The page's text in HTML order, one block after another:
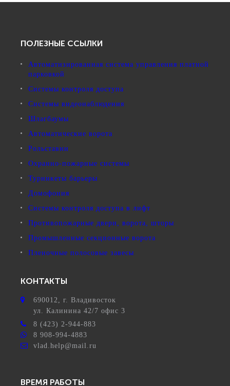
ПОЛЕЗНЫЕ ССЫЛКИ
Автоматизированная система управления платной
парковкой
Системы контроля доступа
Системы видеонаблюдения
Шлагбаумы
Автоматические ворота
Рольставни
Охранно-пожарные системы
Турникеты барьеры
Домофония
Системы контроля доступа в лифт
Противопожарные двери, ворота, шторы
Промышленные секционные ворота
Пленочные полосовые завесы
КОНТАКТЫ
690012, г. Владивосток
ул. Калинина 42/7 офис 3
8 (423) 2-944-883
8 908-994-4883
vlad.help@mail.ru
ВРЕМЯ РАБОТЫ